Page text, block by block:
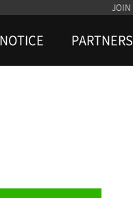
JOIN
NOTICE PARTNERS